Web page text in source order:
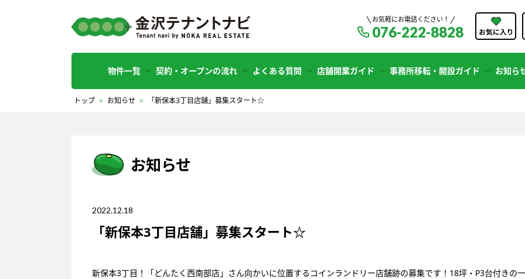
お気軽にお電話ください！
076-222-8828
物件一覧 契約・オープンの流れ よくある質問 店舗開業ガイド 事務所移転・開設ガイド お知ら
トップ > お知らせ > 「新保本3丁目店舗」募集スタート☆
お知らせ
2022.12.18
「新保本3丁目店舗」募集スタート☆
新保本3丁目！「どんたく西南部店」さん向かいに位置するコインランドリー店舗跡の募集です！18坪・P3台付きの一